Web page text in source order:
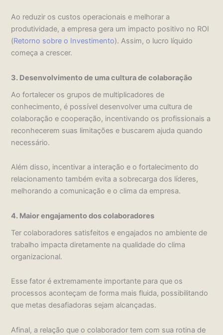
Ao reduzir os custos operacionais e melhorar a
produtividade, a empresa gera um impacto positivo no ROI
(Retorno sobre o Investimento). Assim, o lucro líquido
começa a crescer.
3. Desenvolvimento de uma cultura de colaboração
Ao fortalecer os grupos de multiplicadores de
conhecimento, é possível desenvolver uma cultura de
colaboração e cooperação, incentivando os profissionais a
reconhecerem suas limitações e buscarem ajuda quando
necessário.
Além disso, incentivar a interação e o fortalecimento do
relacionamento também evita a sobrecarga dos líderes,
melhorando a comunicação e o clima da empresa.
4. Maior engajamento dos colaboradores
Ter colaboradores satisfeitos e engajados no ambiente de
trabalho impacta diretamente na qualidade do clima
organizacional.
Esse fator é extremamente importante para que os
processos aconteçam de forma mais fluida, possibilitando
que metas desafiadoras sejam alcançadas.
Afinal, a relação que o colaborador tem com sua rotina de